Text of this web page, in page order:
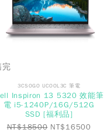
完
3CSOGO UCOOL3C 筆電
Inspiron 13 5320 效能筆
電 i5-1240P/16G/512G
SSD [福利品]
NT$18500 NT$16500